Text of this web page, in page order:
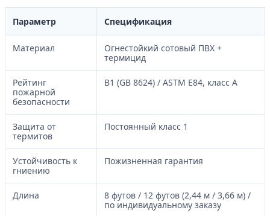
Параметр Спецификация
Материал
Огнестойкий сотовый ПВХ +
термицид
Рейтинг
пожарной
безопасности
B1 (GB 8624) / ASTM E84, класс A
Защита от
термитов
Постоянный класс 1
Устойчивость к
гниению
Пожизненная гарантия
Длина
8 футов / 12 футов (2,44 м / 3,66 м) /
по индивидуальному заказу